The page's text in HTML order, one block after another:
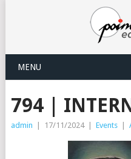
MENU
794 |
admin 17/11/2024 Events